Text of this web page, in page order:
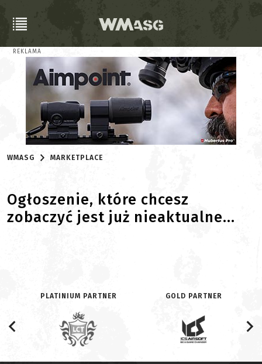
REKLAMA
WMASG MARKETPLACE
Ogłoszenie, które chcesz
zobaczyć jest już nieaktualne...
PLATINIUM PARTNER GOLD PARTNER